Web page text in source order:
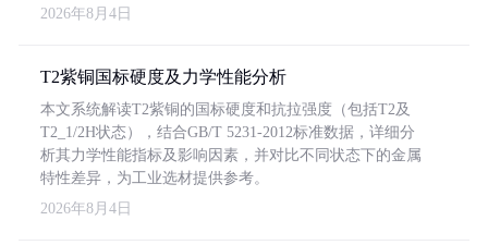
2026年8月4日
T2紫铜国标硬度及力学性能分析
本文系统解读T2紫铜的国标硬度和抗拉强度（包括T2及
T2_1/2H状态），结合GB/T 5231-2012标准数据，详细分
析其力学性能指标及影响因素，并对比不同状态下的金属
特性差异，为工业选材提供参考。
2026年8月4日